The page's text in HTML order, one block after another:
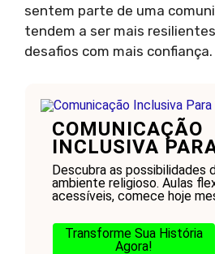
sentem parte de uma
tendem a ser mais
desafios com mais confiança.
COMUNICAÇÃO
INCLUSIVA
Descubra as possibilidades
ambiente religioso. Aulas
acessíveis, comece hoje
Transforme Sua História
Agora!